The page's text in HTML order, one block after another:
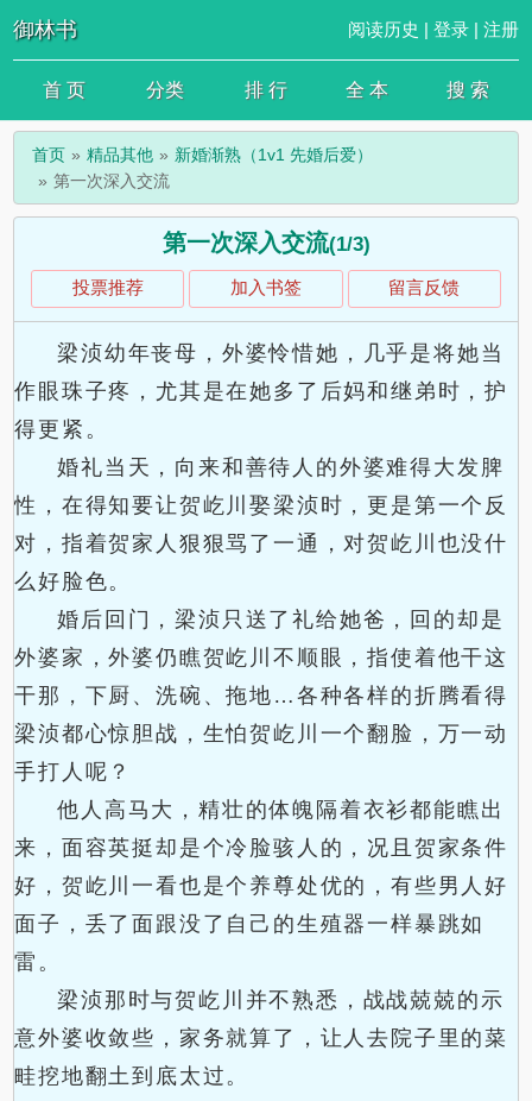
御林书 阅读历史 | 登录| 注册
首 页 分类 排 行 全 本 搜 索
首页 精品其他
新婚渐熟（1v1 先婚后爱）
第一次深入交流
第一次深入交流(1/3)
投票推荐 加入书签 留言反馈
梁浈幼年丧母，外婆怜惜她，几乎是将她当
作眼珠子疼，尤其是在她多了后妈和继弟时，护
得更紧。
婚礼当天，向来和善待人的外婆难得大发脾
性，在得知要让贺屹川娶梁浈时，更是第一个反
对，指着贺家人狠狠骂了一通，对贺屹川也没什
么好脸色。
婚后回门，梁浈只送了礼给她爸，回的却是
外婆家，外婆仍瞧贺屹川不顺眼，指使着他干这
干那，下厨、洗碗、拖地…各种各样的折腾看得
梁浈都心惊胆战，生怕贺屹川一个翻脸，万一动
手打人呢？
他人高马大，精壮的体魄隔着衣衫都能瞧出
来，面容英挺却是个冷脸骇人的，况且贺家条件
好，贺屹川一看也是个养尊处优的，有些男人好
面子，丢了面跟没了自己的生殖器一样暴跳如
雷。
梁浈那时与贺屹川并不熟悉，战战兢兢的示
意外婆收敛些，家务就算了，让人去院子里的菜
畦挖地翻土到底太过。